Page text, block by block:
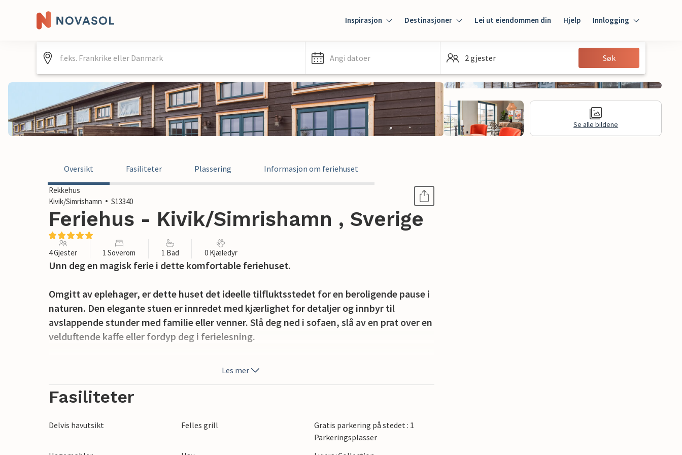
Inspirasjon Destinasjoner Lei ut eiendommen din Hjelp Innlogging
Innlogging
Gjest
Angi datoer 2 gjester Søk
Se alle bildene
Oversikt Fasiliteter Plassering Informasjon om feriehuset
Rekkehus
Kivik/Simrishamn
S13340
Feriehus - Kivik/Simrishamn , Sverige
4 Gjester 1 Soverom 1 Bad 0 Kjæledyr
Unn deg en magisk ferie i dette komfortable feriehuset.
Omgitt av eplehager, er dette huset det ideelle tilfluktsstedet for en beroligende pause i
naturen. Den elegante stuen er innredet med kjærlighet for detaljer og innbyr til
avslappende stunder med familie eller venner. Slå deg ned i sofaen, slå av en prat over en
velduftende kaffe eller fordyp deg i ferielesning.
Gå ut om morgenen, lytt til fuglesangen og nyt utsikten over de grønne epletrærne. Spis
for en deilig grillmiddag.
Oppdag Österlen-regionen med sine kilometerlange sandstrender, besøk Stenshuvud
naturreservat og nyt det varierte kystlandskapet. Besøk Kivik marked og den historiske
Kungagraven, rusle gjennom gårdsbutikker og gallerier eller besøk spesielle steder som
Les mer
Fasiliteter
Delvis havutsikt Felles grill
Gratis parkering på stedet : 1
Parkeringsplasser